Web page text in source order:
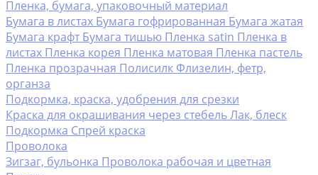
Пленка, бумага, упаковочный материал
Бумага в листах Бумага гофрированная Бумага жатая
Бумага крафт Бумага тишью Пленка satin Пленка в
листах Пленка корея Пленка матовая Пленка пастель
Пленка прозрачная Полисилк Флизелин, фетр,
органза
Подкормка, краска, удобрения для срезки
Краска для окрашивания через стебельЛак, блеск
Подкормка Спрей краска
Проволока
Зигзаг, бульонка Проволока рабочая и цветная